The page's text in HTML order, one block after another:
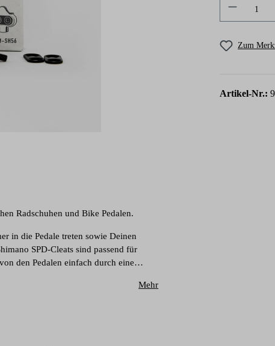
Zum
Artikel-Nr.:
Radschuhen und Bike Pedalen.
in die Pedale treten sowie Deinen
SPD-Cleats sind passend für
den Pedalen einfach durch eine
Mehr